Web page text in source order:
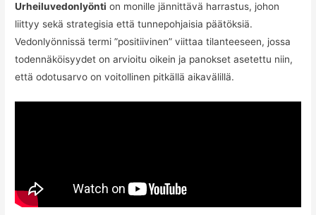
Urheiluvedonlyönti on monille jännittävä harrastus, johon
liittyy sekä strategisia että tunnepohjaisia päätöksiä.
Vedonlyönnissä termi ”positiivinen” viittaa tilanteeseen, jossa
todennäköisyydet on arvioitu oikein ja panokset asetettu niin,
että odotusarvo on voitollinen pitkällä aikavälillä.